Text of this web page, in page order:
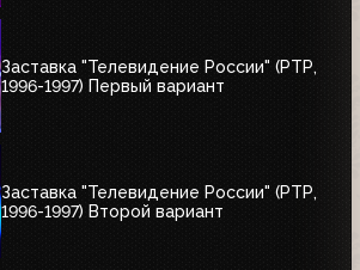
Заставка "Телевидение России" (РТР,
1996-1997) Первый вариант
Заставка "Телевидение России" (РТР,
1996-1997) Второй вариант